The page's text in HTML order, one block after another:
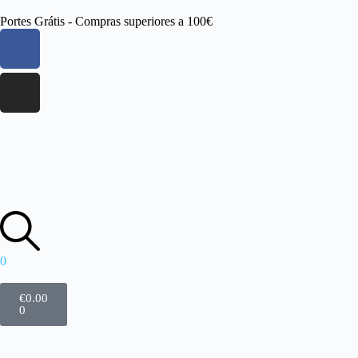
Portes Grátis - Compras superiores a 100€
0
€0.00
0